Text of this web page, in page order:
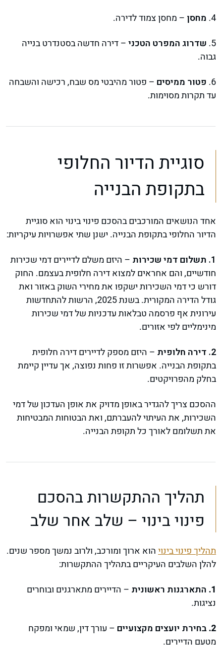
4. מחסן – מחסן צמוד לדירה.
5. שדרוג המפרט הטכני– דירה חדשה בסטנדרט בנייה
גבוה.
6. פטור ממיסים – פטור מהיבטי מס שבח, רכישה והשבחה
עד תקרות מסוימות.
סוגיית הדיור החלופי
בתקופת הבנייה
אחד הנושאים המורכבים בהסכם פינוי בינוי הוא סוגיית
הדיור החלופי בתקופת הבנייה. ישנן שתי אפשרויות עיקריות:
1. תשלום דמי שכירות
– היזם משלם לדיירים דמי שכירות
חודשיים, והם אחראים למצוא דירה חלופית בעצמם. החוק
דורש כי דמי השכירות ישקפו את מחירי השוק באזור ואת
גודל הדירה המקורית. בשנת 2025, הרשות להתחדשות
עירונית אף פרסמה טבלאות עדכניות של דמי שכירות
מינימליים לפי אזורים.
2. דירה חלופית
– היזם מספק לדיירים דירה חלופית
בתקופת הבנייה. אפשרות זו פחות נפוצה, אך עדיין קיימת
בחלק מהפרויקטים.
ההסכם צריך להגדיר באופן מדויק את אופן העדכון של דמי
השכירות, את העיתוי להעברתם, ואת הבטוחות המבטיחות
את תשלומם לאורך כל תקופת הבנייה.
תהליך ההתקשרות בהסכם
פינוי בינוי – שלב אחר שלב
תהליך פינוי בינויהוא ארוך ומורכב, ולרוב נמשך מספר שנים.
להלן השלבים העיקריים בתהליך ההתקשרות:
התארגנות ראשונית – הדיירים מתארגנים ובוחרים
נציגות.
בחירת יועצים מקצועיים – עורך דין, שמאי ומפקח
מטעם הדיירים.